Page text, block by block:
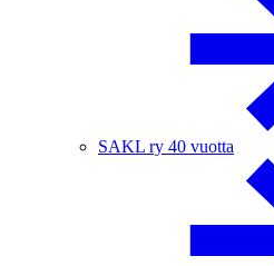
SAKL ry 40 vuotta